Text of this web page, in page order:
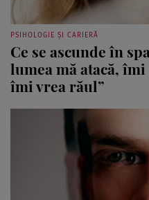
PSIHOLOGIE ȘI CARIERĂ
Ce se ascunde în
lumea mă atacă, îmi
îmi vrea răul”